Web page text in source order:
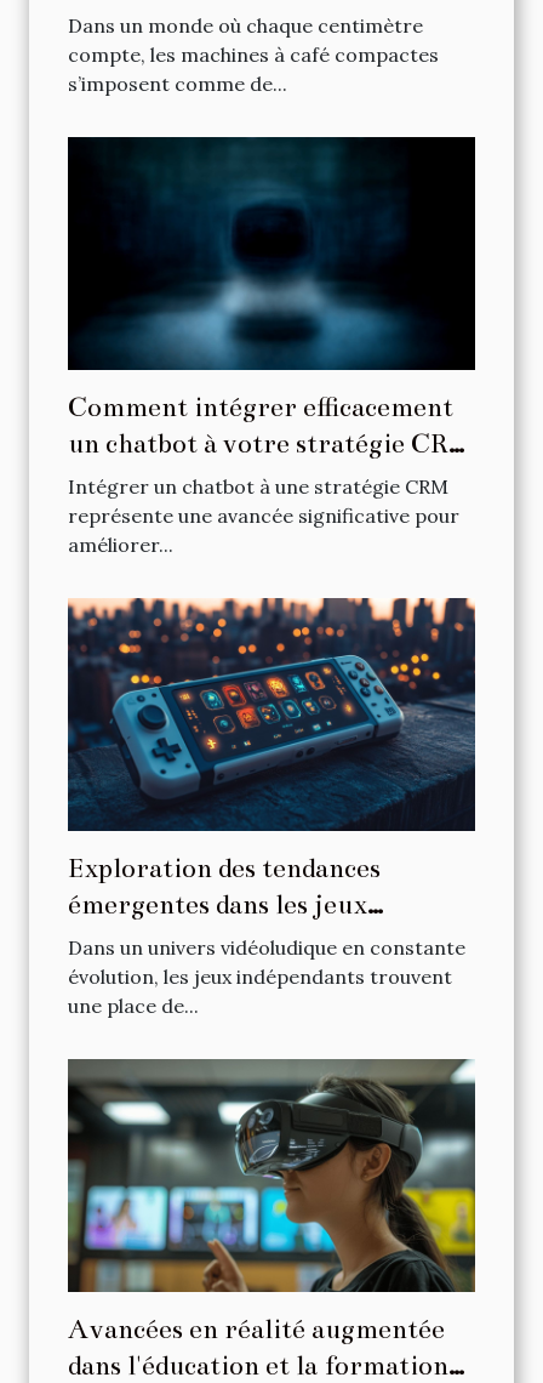
puissantes
Dans un monde où chaque centimètre
compte, les machines à café compactes
s’imposent comme de...
Comment intégrer efficacement
un chatbot à votre stratégie CRM
?
Intégrer un chatbot à une stratégie CRM
représente une avancée significative pour
améliorer...
Exploration des tendances
émergentes dans les jeux
indépendants sur consoles
portables
Dans un univers vidéoludique en constante
évolution, les jeux indépendants trouvent
une place de...
Avancées en réalité augmentée
dans l'éducation et la formation